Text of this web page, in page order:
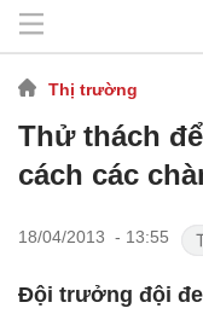
Thị trường
Thử thách
cách các
18/04/2013 - 13:55
Đội trưởng đội